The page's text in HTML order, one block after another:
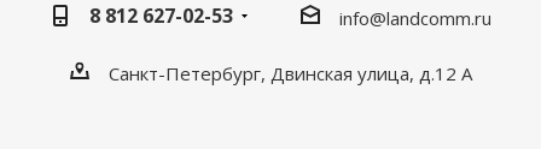
8 812 627-02-53
info@landcomm.ru
Санкт-Петербург, Двинская улица, д.12 А